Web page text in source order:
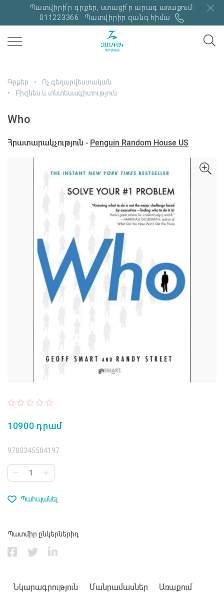
Պատվիրի՛ր գրքեր, ստացի՛ր արագ առաքում:
011223366
Պատվիրիր զանգ հիմա
Գրքեր
Ոչ գեղարվեստական
Բիզնես և տնտեսագիտություն
Who
Հրատարակչություն - Penguin Random House US
10900 դրամ
9780345504197
Պահպանել
Պատմիր ընկերներիդ
Նկարագրություն Մանրամասներ Առաքում